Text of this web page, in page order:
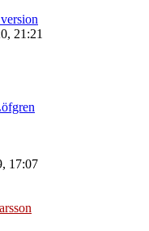
21:21
17:07